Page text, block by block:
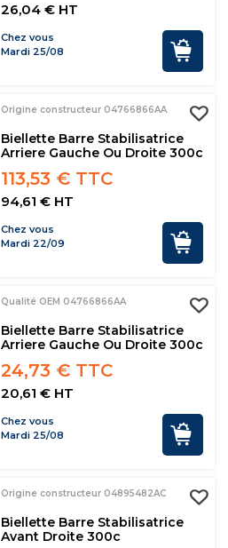
26,04 € HT
Chez vous
Mardi 25/08
Origine constructeur 04766866AA
Biellette Barre Stabilisatrice
Arriere Gauche Ou Droite 300c
113,53 € TTC
94,61 € HT
Chez vous
Mardi 22/09
Qualité OEM 04766866AA
Biellette Barre Stabilisatrice
Arriere Gauche Ou Droite 300c
24,73 € TTC
20,61 € HT
Chez vous
Mardi 25/08
Origine constructeur 04895482AC
Biellette Barre Stabilisatrice
Avant Droite 300c